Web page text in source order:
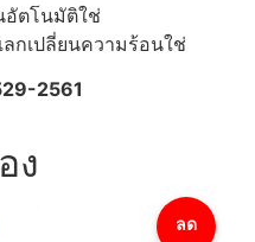
อัตโนมัติใช่
กเปลี่ยนความร้อนใช่
2561
ง
ลด